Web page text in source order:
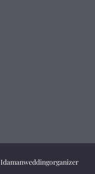
Idamanweddingorganizer